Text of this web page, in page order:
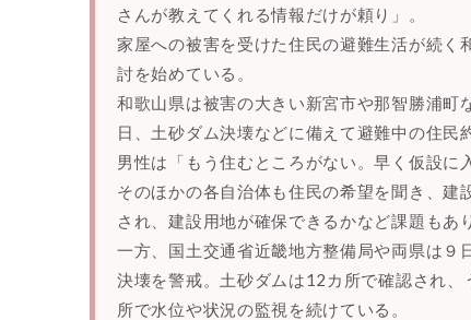
さんが教えてくれる情報だけが頼り」。
家屋への被害を受けた住民の避難生活が続く
討を始めている。
和歌山県は被害の大きい新宮市や那智勝浦町
日、土砂ダム決壊などに備えて避難中の住
男性は「もう住むところがない。早く仮設に
そのほかの各自治体も住民の希望を聞き、
され、建設用地が確保できるかなど課題もあ
一方、国土交通省近畿地方整備局や両県は
決壊を警戒。土砂ダムは12カ所で確認され
所で水位や状況の監視を続けている。